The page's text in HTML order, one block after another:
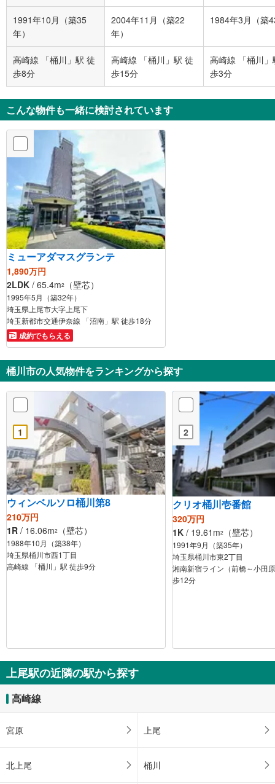
1991年10月（築35
年）
2004年11月（築22
年）
1984年3月（築
高崎線 「桶川」駅 徒
歩8分
高崎線 「桶川」駅 徒
歩15分
高崎線 「桶川」
歩3分
こんな物件も一緒に検討されています
ミューアダマスグランテ
1,890万円
2LDK / 65.4m2 （壁芯）
1995年5月（築32年）
埼玉県上尾市大字上尾下
埼玉新都市交通伊奈線 「沼南」駅 徒歩18分
成約でもらえる
桶川市の人気物件をランキングから探す
1
ウィンベルソロ桶川第8
210万円
1R / 16.06m2 （壁芯）
1988年10月（築38年）
埼玉県桶川市西1丁目
高崎線 「桶川」駅 徒歩9分
2
クリオ桶川壱番館
320万円
1K / 19.61m2 （壁芯）
1991年9月（築35年）
埼玉県桶川市東2丁目
湘南新宿ライン（前橋～小田
歩12分
上尾駅の近隣の駅から探す
高崎線
宮原 上尾
北上尾 桶川